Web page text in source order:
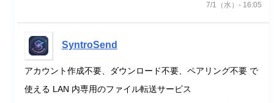
7/1（水）- 16:05
SyntroSend
アカウント作成不要、ダウンロード不要、ペアリング不要 で
使える LAN 内専用のファイル転送サービス